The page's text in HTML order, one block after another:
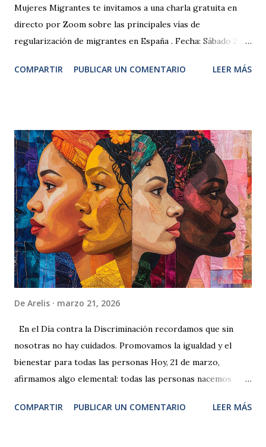
Mujeres Migrantes te invitamos a una charla gratuita en
directo por Zoom sobre las principales vías de
regularización de migrantes en España . Fecha: Sábado 2 de
Duración: 90 minutos Modalidad: Online, en directo por
documentación. ¿A quién va dirigida esta charla? Personas
migrantes que desean regularizar su situación en España
Personas que tienen dudas del proceso Quienes buscan
información clara y actualizada Inscripción gratuita La
inscripción es gratuita y se realiza a través del siguiente
formulario: 👉 Inscribirse a la charla gratuita por Zoom El
enlace de Zoom se enviará a las personas inscritas.
COMPARTIR PUBLICAR UN COMENTARIO LEER MÁS
De Arelis marzo 21, 2026
En el Día contra la Discriminación recordamos que sin
nosotras no hay cuidados. Promovamos la igualdad y el
bienestar para todas las personas Hoy, 21 de marzo,
afirmamos algo elemental: todas las personas nacemos
conmemora Sharpeville (Sudáfrica) en 1960, cuando la
COMPARTIR PUBLICAR UN COMENTARIO LEER MÁS